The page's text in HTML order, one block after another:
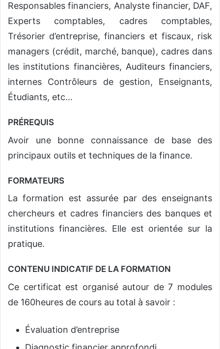
Responsables financiers, Analyste financier, DAF,
Experts comptables, cadres comptables,
Trésorier d’entreprise, financiers et fiscaux, risk
managers (crédit, marché, banque), cadres dans
les institutions financières, Auditeurs financiers,
internes Contrôleurs de gestion, Enseignants,
Étudiants, etc…
PRÉREQUIS
Avoir une bonne connaissance de base des
principaux outils et techniques de la finance.
FORMATEURS
La formation est assurée par des enseignants
chercheurs et cadres financiers des banques et
institutions financières. Elle est orientée sur la
pratique.
CONTENU INDICATIF DE LA FORMATION
Ce certificat est organisé autour de 7 modules
de 160heures de cours au total à savoir :
Évaluation d’entreprise